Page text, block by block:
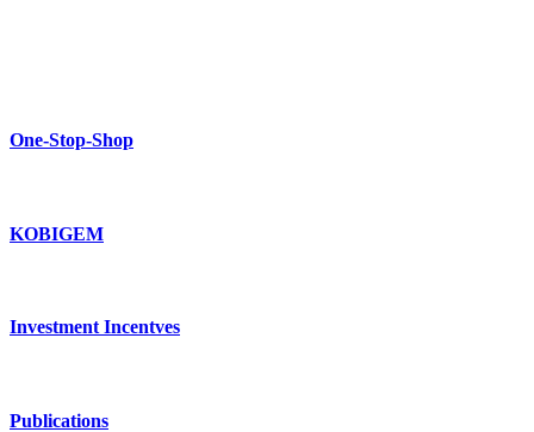
One-Stop-Shop
KOBIGEM
Investment Incentves
Publications